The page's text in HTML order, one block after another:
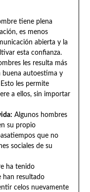
tiene plena
es menos
abierta y la
esta confianza.
les resulta más
autoestima y
les permite
a ellos, sin importar
Algunos hombres
su propio
que no
sociales de su
ha tenido
han resultado
celos nuevamente